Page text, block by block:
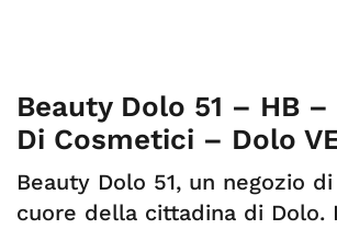
Beauty Dolo 51 – HB –
Di Cosmetici – Dolo
Beauty Dolo 51, un negozio
cuore della cittadina di Dolo.